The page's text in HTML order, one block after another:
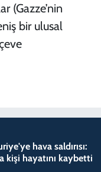
(Gazze’nin
bir ulusal
hava saldırısı:
kişi hayatını kaybetti